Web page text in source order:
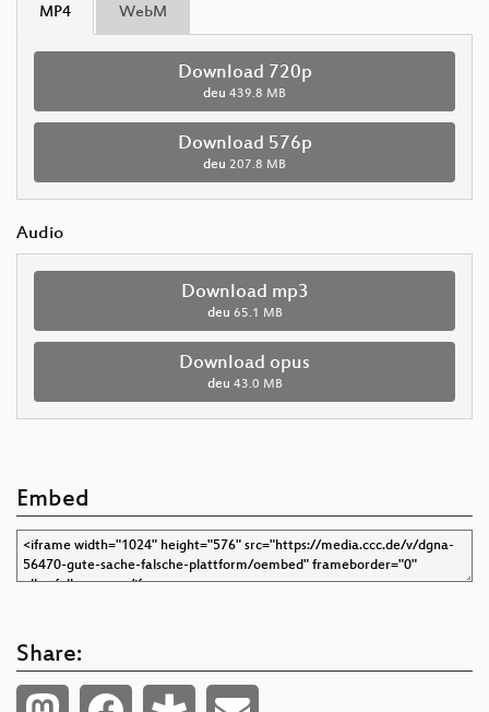
MP4 WebM
Download 720p
deu 439.8 MB
Download 576p
deu 207.8 MB
Audio
Download mp3
deu 65.1 MB
Download opus
deu 43.0 MB
Embed
Share: